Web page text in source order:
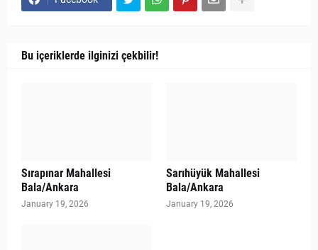
Bu içeriklerde ilginizi çekbilir!
Sırapınar Mahallesi
Bala/Ankara
January 19, 2026
Sarıhüyük Mahallesi
Bala/Ankara
January 19, 2026